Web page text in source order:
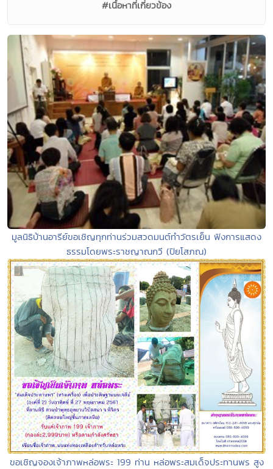
#เนื้อหาที่เกี่ยวข้อง
มูลนิธิบ้านอารีย์ขอเชิญทุกท่านร่วมสวดมนต์ทำวัตรเย็น ฟังการแสดง
ธรรมโดยพระราชญาณกวี (ปิยโสภณ)
ขอเชิญจองเจ้าภาพหล่อพระ 199 ท่าน หล่อพระสมเด็จประทานพร สูง